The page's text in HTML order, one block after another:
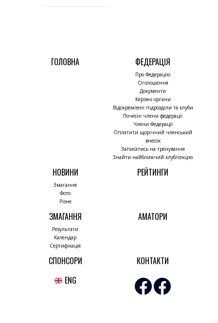
ГОЛОВНА ФЕДЕРАЦІЯ
Про Федерацію
Оголошення
Документи
Керівні органи
Відокремлені підрозділи та клуби
Почесні члени федерації
Члени Федерації
Оплатити щорічний членський
внесок
Записатись на тренування
Знайти найближчий клуб/секцію
НОВИНИ
Змагання
Фото
Різне
РЕЙТИНГИ
ЗМАГАННЯ
Результати
Календар
Сертифікація
АМАТОРИ
СПОНСОРИ
КОНТАКТИ
ENG